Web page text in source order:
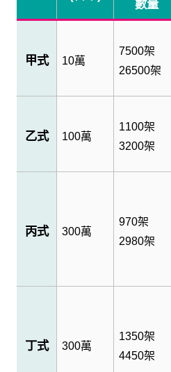
數量
甲式 10萬
7500架
26500架
乙式 100萬
1100架
3200架
丙式 300萬
970架
2980架
丁式 300萬
1350架
4450架